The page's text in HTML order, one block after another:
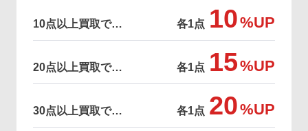
10点以上買取で… 各1点 10%UP
20点以上買取で… 各1点 15%UP
30点以上買取で… 各1点 20%UP